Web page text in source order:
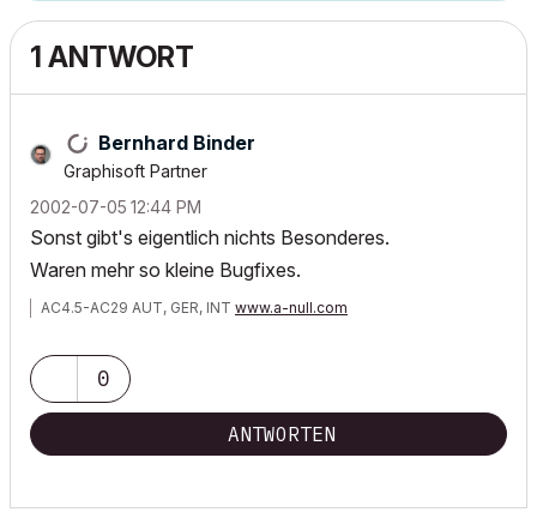
1 ANTWORT
Bernhard Binder
Graphisoft Partner
‎2002-07-05 12:44 PM
Sonst gibt's eigentlich nichts Besonderes.
Waren mehr so kleine Bugfixes.
AC4.5-AC29 AUT, GER, INT www.a-null.com
0
ANTWORTEN